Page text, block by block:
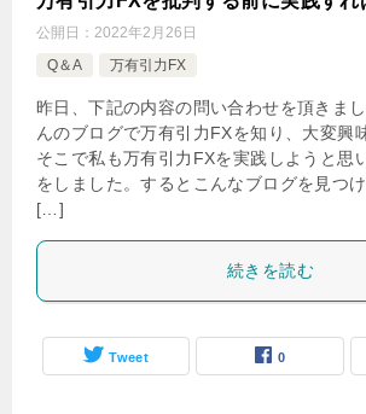
公開日： 2022年2月26日
Q＆A
万有引力FX
昨日、下記の内容の問い合わせを頂きま
んのブログで万有引力FXを知り、大変興
そこで私も万有引力FXを実践しようと思
をしました。するとこんなブログを見つ
[…]
続きを読む
Tweet 0